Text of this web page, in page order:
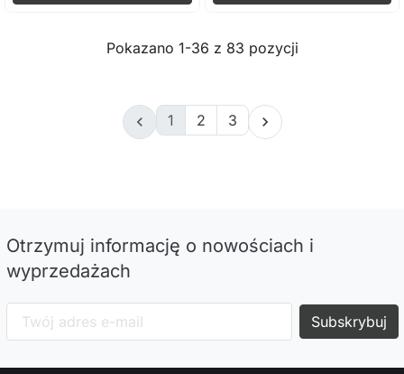
Pokazano 1-36 z 83 pozycji
 1 2 3 
Otrzymuj informację o nowościach i
wyprzedażach